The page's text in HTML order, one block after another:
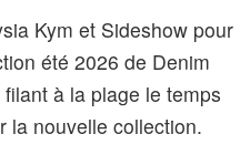
Kym et Sideshow pour
été 2026 de Denim
à la plage le temps
la nouvelle collection.